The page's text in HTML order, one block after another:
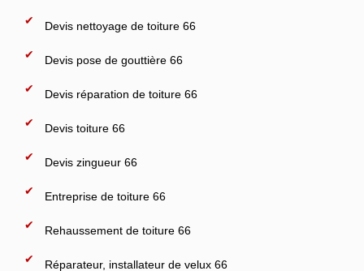
Devis nettoyage de toiture 66
Devis pose de gouttière 66
Devis réparation de toiture 66
Devis toiture 66
Devis zingueur 66
Entreprise de toiture 66
Rehaussement de toiture 66
Réparateur, installateur de velux 66